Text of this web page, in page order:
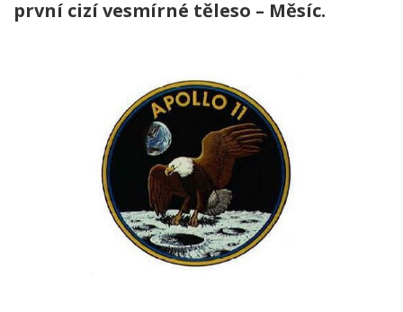
první cizí vesmírné těleso – Měsíc.